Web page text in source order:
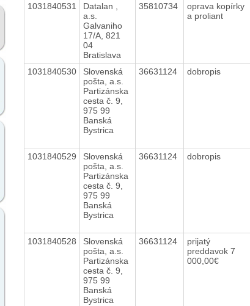
1031840531
Datalan ,
a.s.
Galvaniho
17/A, 821
04
Bratislava
35810734
oprava kopírky
a proliant
1031840530
Slovenská
pošta, a.s.
Partizánska
cesta č. 9,
975 99
Banská
Bystrica
36631124 dobropis
1031840529
Slovenská
pošta, a.s.
Partizánska
cesta č. 9,
975 99
Banská
Bystrica
36631124 dobropis
1031840528
Slovenská
pošta, a.s.
Partizánska
cesta č. 9,
975 99
Banská
Bystrica
36631124
prijatý
preddavok 7
000,00€